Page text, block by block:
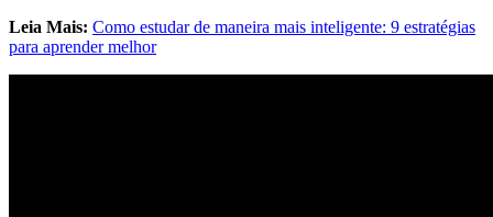
Leia Mais: Como estudar de maneira mais inteligente: 9 estratégias
para aprender melhor